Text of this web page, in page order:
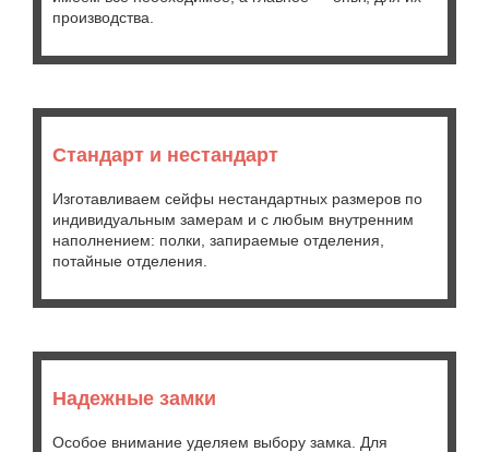
производства.
Стандарт и нестандарт
Изготавливаем сейфы нестандартных размеров по
индивидуальным замерам и с любым внутренним
наполнением: полки, запираемые отделения,
потайные отделения.
Надежные замки
Особое внимание уделяем выбору замка. Для